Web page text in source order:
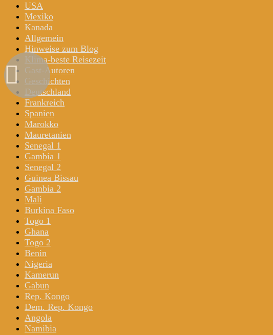
USA
Mexiko
Kanada
Allgemein
Hinweise zum Blog
Klima-beste Reisezeit
Gast-Autoren
Geschichten
Deutschland
Frankreich
Spanien
Marokko
Mauretanien
Senegal 1
Gambia 1
Senegal 2
Guinea Bissau
Gambia 2
Mali
Burkina Faso
Togo 1
Ghana
Togo 2
Benin
Nigeria
Kamerun
Gabun
Rep. Kongo
Dem. Rep. Kongo
Angola
Namibia